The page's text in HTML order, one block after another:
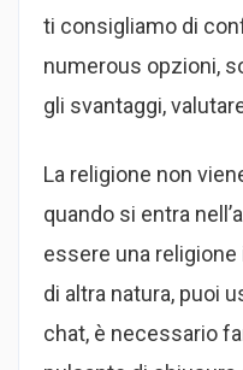
ti consigliamo di
numerous opzioni,
gli svantaggi,
La religione non
quando si entra
essere una
di altra natura, puoi
chat, è necessario